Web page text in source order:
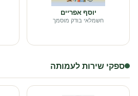
יוסף אפריים
חשמלאי בודק מוסמך
ספקי שירות לעמותה